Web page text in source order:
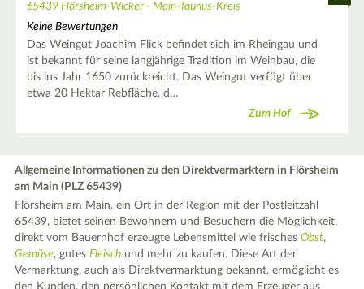
65439 Flörsheim-Wicker - Main-Taunus-Kreis
Keine Bewertungen
Das Weingut Joachim Flick befindet sich im Rheingau und
ist bekannt für seine langjährige Tradition im Weinbau, die
bis ins Jahr 1650 zurückreicht. Das Weingut verfügt über
etwa 20 Hektar Rebfläche, d…
Zum Hof
Allgemeine Informationen zu den Direktvermarktern in Flörsheim
am Main (PLZ 65439)
Flörsheim am Main, ein Ort in der Region mit der Postleitzahl
65439, bietet seinen Bewohnern und Besuchern die Möglichkeit,
direkt vom Bauernhof erzeugte Lebensmittel wie frischesObst,
Gemüse, gutesFleisch und mehr zu kaufen. Diese Art der
Vermarktung, auch als Direktvermarktung bekannt, ermöglicht es